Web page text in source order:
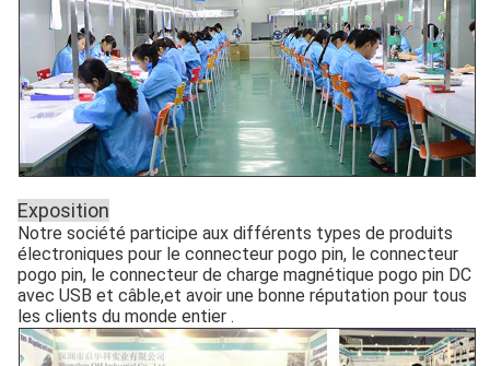
Exposition
Notre société participe aux différents types de produits
électroniques pour le connecteur pogo pin, le connecteur
pogo pin, le connecteur de charge magnétique pogo pin DC
avec USB et câble,et avoir une bonne réputation pour tous
les clients du monde entier .